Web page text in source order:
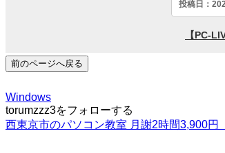
前のページへ戻る
Windows
torumzzz3をフォローする
西東京市のパソコン教室 月謝2時間